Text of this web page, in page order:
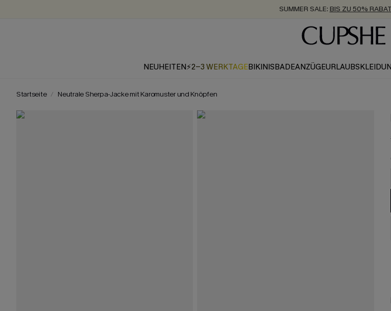
SUMMER SALE: BIS ZU 50%
ZUM NEWSLETTER:BIS ZU -20% EXTRA
KOSTENLOSER VERSAND AB 89 €
NEUHEITEN⚡2-3 WERKTAGEBIKINISBADEANZÜGE
Startseite Neutrale Sherpa-Jacke mit Karomuster und Knöpfen